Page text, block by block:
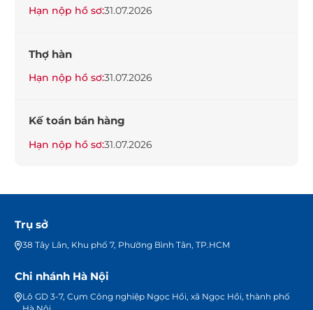
Hạn nộp hồ sơ:31.07.2026
Thợ hàn
Hạn nộp hồ sơ:31.07.2026
Kế toán bán hàng
Hạn nộp hồ sơ:31.07.2026
Trụ sở
38 Tây Lân, Khu phố 7, Phường Bình Tân, TP.HCM
Chi nhánh Hà Nội
Lô GD 3-7, Cụm Công nghiệp Ngọc Hồi, xã Ngọc Hồi, thành phố